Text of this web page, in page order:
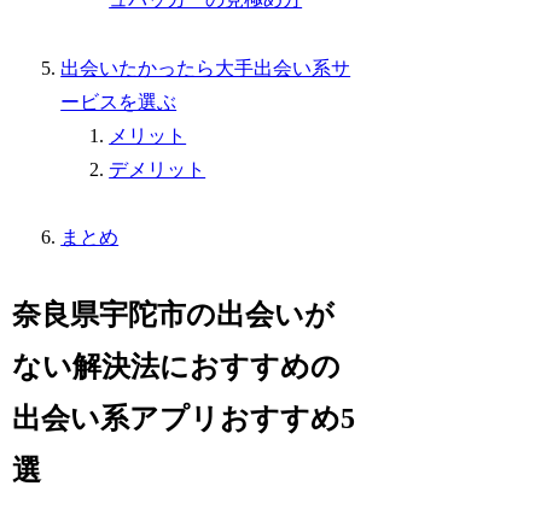
出会いたかったら大手出会い系サ
ービスを選ぶ
メリット
デメリット
まとめ
奈良県宇陀市の出会いが
ない解決法におすすめの
出会い系アプリおすすめ5
選